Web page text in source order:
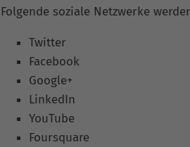
Folgende soziale Netzwerke
Twitter
Facebook
Google+
LinkedIn
YouTube
Foursquare